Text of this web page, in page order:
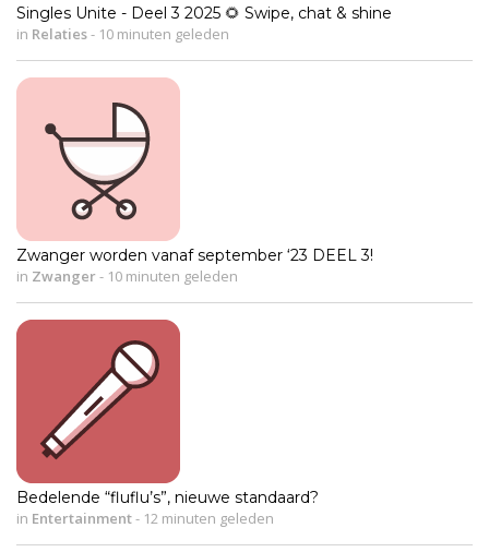
Singles Unite - Deel 3 2025 🌻 Swipe, chat & shine
in Relaties- 10 minuten geleden
Zwanger worden vanaf september ‘23 DEEL 3!
in Zwanger- 10 minuten geleden
Bedelende “fluflu’s”, nieuwe standaard?
in Entertainment- 12 minuten geleden